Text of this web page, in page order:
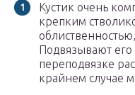
Кустик очень
крепким
Подвязывают
переподвязке
крайнем случае